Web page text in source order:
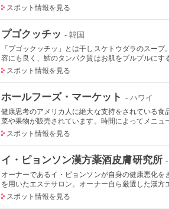
スポット情報を見る
プゴクッチッ - 韓国
「プゴックッチッ」とは干しスケトウダラのスー
容にも良く、鱈のタンパク質はお肌をプルプルにす
スポット情報を見る
ホールフーズ・マーケット - ハワイ
健康思考のアメリカ人に絶大な支持をされている
菜や果物が販売されています。時間によってメニュ
スポット情報を見る
イ・ピョンソン漢方薬酒皮膚研究所
オーナーであるイ・ピョンソンが自身の健康悪化
を用いたエステサロン。オーナー自ら厳選した漢方
スポット情報を見る